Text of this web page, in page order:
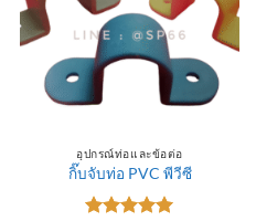
อุปกรณ์ท่อและข้อต่อ
กิ๊บจับท่อ PVC พีวีซี